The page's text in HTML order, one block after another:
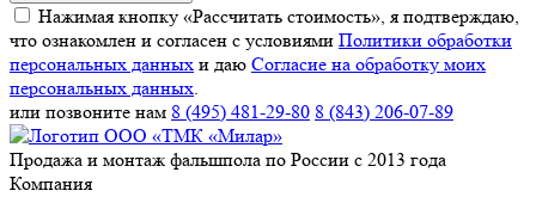
Нажимая кнопку «Рассчитать стоимость», я подтверждаю,
что ознакомлен и согласен с условиями Политики обработки
персональных данных и даю Согласие на обработку моих
персональных данных.
или позвоните нам 8 (495) 481-29-80 8 (843) 206-07-89
Продажа и монтаж фальшпола по России с 2013 года
Компания